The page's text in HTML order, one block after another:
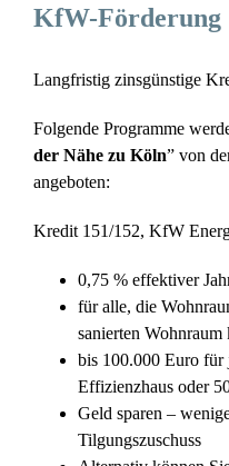
KfW-Förderung
Langfristig zinsgünstige
Folgende Programme
der Nähe zu Köln” von
angeboten:
Kredit 151/152, KfW
0,75 % effektiver
für alle, die
sanierten Wohnraum
bis 100.000 Euro
Effizienzhaus oder
Geld sparen –
Tilgungszuschuss